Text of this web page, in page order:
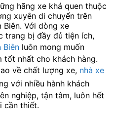
hãng xe khá quen thuộc
xuyên di chuyển trên
Với dòng xe
trang bị đầy đủ tiện ích,
Biên luôn mong muốn
tốt nhất cho khách hàng.
về chất lượng xe, nhà xe
với nhiều hành khách
nghiệp, tận tâm, luôn hết
cần thiết.